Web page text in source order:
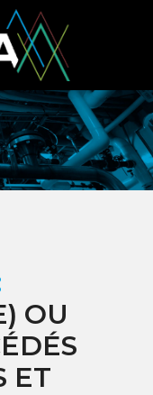
OU
ET